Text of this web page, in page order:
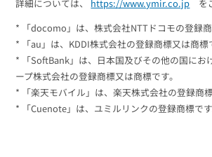
詳細については、 https://www.ymir.co.jp を
* 「docomo」は、株式会社NTTドコモの登録商
* 「au」は、KDDI株式会社の登録商標又は商標
* 「SoftBank」は、日本国及びその他の国にお
ープ株式会社の登録商標又は商標です。
* 「楽天モバイル」は、楽天株式会社の登録商
* 「Cuenote」は、ユミルリンクの登録商標です